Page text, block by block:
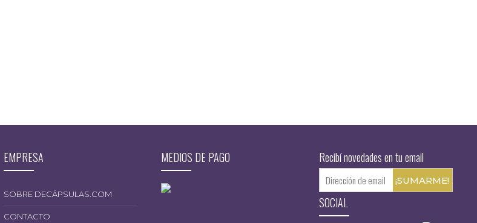
EMPRESA
SOBRE DECÁPSULAS.COM
CONTACTO
MEDIOS DE PAGO Recibí novedades en tu email
SOCIAL